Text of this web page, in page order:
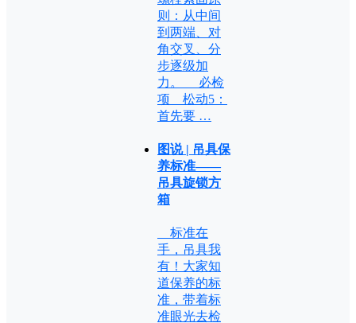
则：从中间
到两端、对
角交叉、分
步逐级加
力。 必检
项 松动5：
首先要 …
图说 | 吊具保
养标准——
吊具旋锁方
箱
标准在
手，吊具我
有！大家知
道保养的标
准，带着标
准眼光去检